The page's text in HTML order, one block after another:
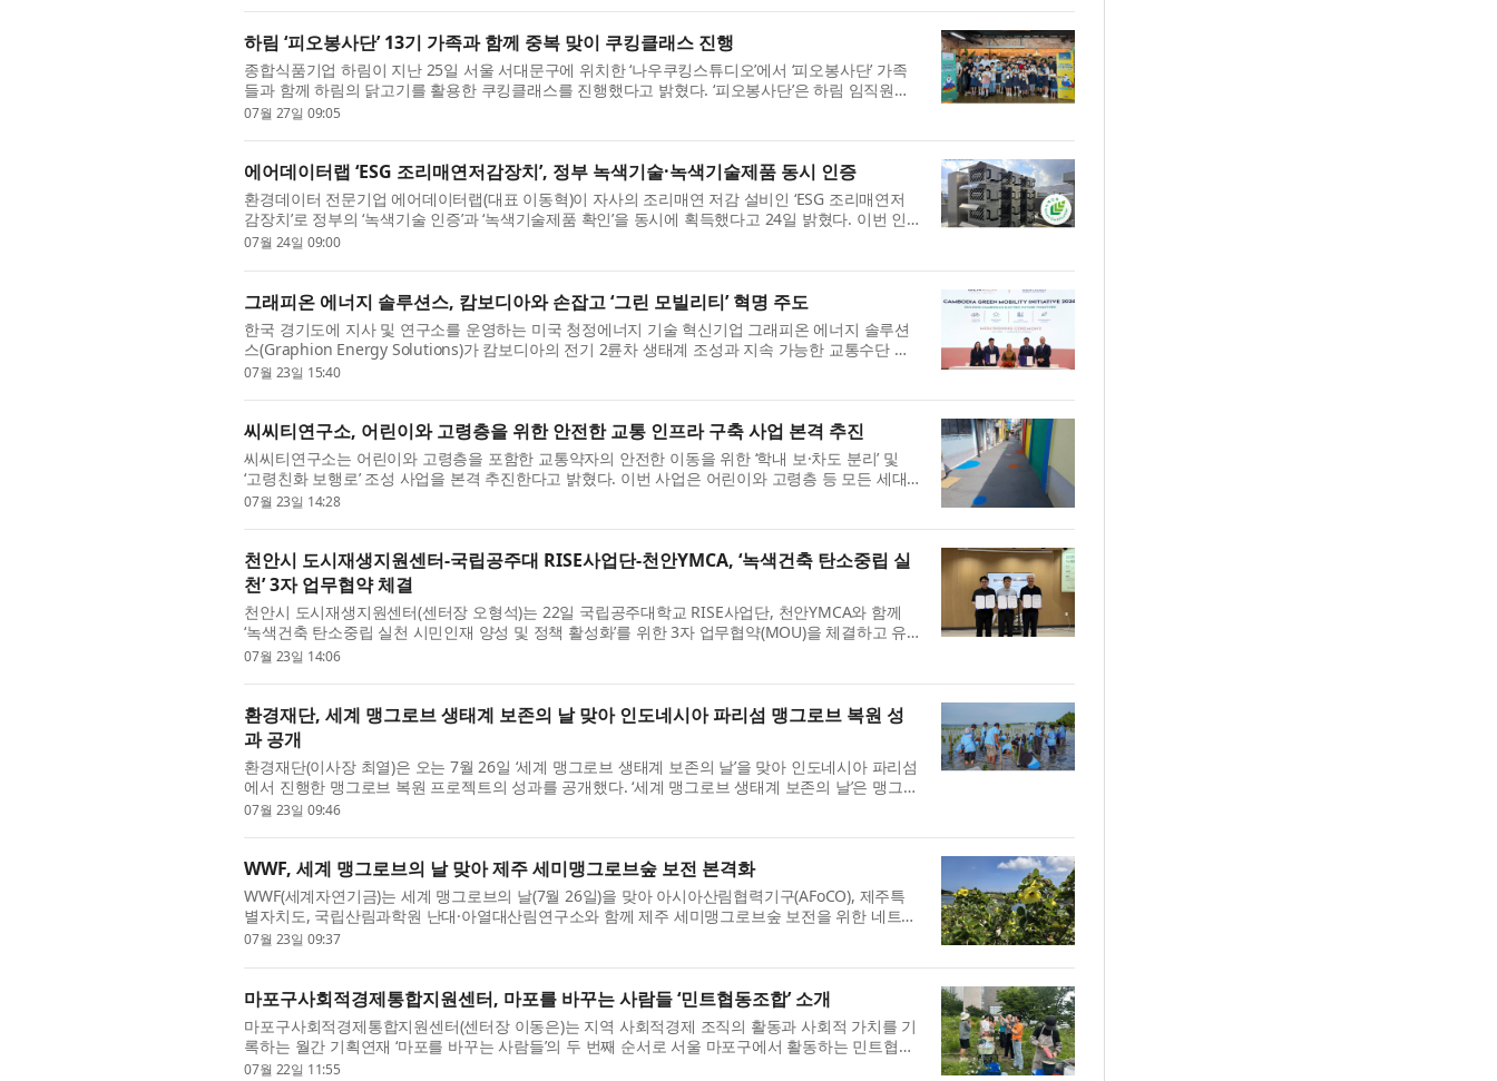
하림 ‘피오봉사단’ 13기 가족과 함께 중복 맞이 쿠킹클래스 진행
종합식품기업 하림이 지난 25일 서울 서대문구에 위치한 ‘나우쿠킹스튜디오’에서 ‘피오봉사단’ 가족
들과 함께 하림의 닭고기를 활용한 쿠킹클래스를 진행했다고 밝혔다. ‘피오봉사단’은 하림 임직원과
소비자 가족들이 함께 탄소중립과 친환경 가치를 실천하는 환경 ...
07월 27일 09:05
에어데이터랩 ‘ESG 조리매연저감장치’, 정부 녹색기술·녹색기술제품 동시 인증
환경데이터 전문기업 에어데이터랩(대표 이동혁)이 자사의 조리매연 저감 설비인 ‘ESG 조리매연저
감장치’로 정부의 ‘녹색기술 인증’과 ‘녹색기술제품 확인’을 동시에 획득했다고 24일 밝혔다. 이번 인
증은 ‘기후위기 대응을 위한 탄소중립·녹색성장 기본법’ 제60조에...
07월 24일 09:00
그래피온 에너지 솔루션스, 캄보디아와 손잡고 ‘그린 모빌리티’ 혁명 주도
한국 경기도에 지사 및 연구소를 운영하는 미국 청정에너지 기술 혁신기업 그래피온 에너지 솔루션
스(Graphion Energy Solutions)가 캄보디아의 전기 2륜차 생태계 조성과 지속 가능한 교통수단 개
발을 위해 캄보디아 현지 기업 젠리치 인베스트먼트(GenRich Investm...
07월 23일 15:40
씨씨티연구소, 어린이와 고령층을 위한 안전한 교통 인프라 구축 사업 본격 추진
씨씨티연구소는 어린이와 고령층을 포함한 교통약자의 안전한 이동을 위한 ‘학내 보·차도 분리’ 및
‘고령친화 보행로’ 조성 사업을 본격 추진한다고 밝혔다. 이번 사업은 어린이와 고령층 등 모든 세대
가 체감할 수 있는 안전한 교통 인프라 구축을 목표로 하고 있다...
07월 23일 14:28
천안시 도시재생지원센터-국립공주대 RISE사업단-천안YMCA, ‘녹색건축 탄소중립 실
천’ 3자 업무협약 체결
천안시 도시재생지원센터(센터장 오형석)는 22일 국립공주대학교 RISE사업단, 천안YMCA와 함께
‘녹색건축 탄소중립 실천 시민인재 양성 및 정책 활성화’를 위한 3자 업무협약(MOU)을 체결하고 유
관기관 간담회를 개최했다고 밝혔다. 이번 협약 및 간담회는 시민과 학...
07월 23일 14:06
환경재단, 세계 맹그로브 생태계 보존의 날 맞아 인도네시아 파리섬 맹그로브 복원 성
과 공개
환경재단(이사장 최열)은 오는 7월 26일 ‘세계 맹그로브 생태계 보존의 날’을 맞아 인도네시아 파리섬
에서 진행한 맹그로브 복원 프로젝트의 성과를 공개했다. ‘세계 맹그로브 생태계 보존의 날’은 맹그로
브 생태계의 중요성을 알리고, 보호와 복원 노력을 촉구하기 ...
07월 23일 09:46
WWF, 세계 맹그로브의 날 맞아 제주 세미맹그로브숲 보전 본격화
WWF(세계자연기금)는 세계 맹그로브의 날(7월 26일)을 맞아 아시아산림협력기구(AFoCO), 제주특
별자치도, 국립산림과학원 난대·아열대산림연구소와 함께 제주 세미맹그로브숲 보전을 위한 네트워
크를 구축하고 다자간 협력을 본격 추진한다고 밝혔다. 이번 협력은 제...
07월 23일 09:37
마포구사회적경제통합지원센터, 마포를 바꾸는 사람들 ‘민트협동조합’ 소개
마포구사회적경제통합지원센터(센터장 이동은)는 지역 사회적경제 조직의 활동과 사회적 가치를 기
록하는 월간 기획연재 ‘마포를 바꾸는 사람들’의 두 번째 순서로 서울 마포구에서 활동하는 민트협동
조합(이사장 박신연숙)을 소개했다. 2021년 설립된 민트협동조합...
07월 22일 11:55